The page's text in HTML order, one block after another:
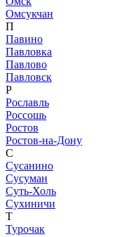
Омсукчан
П
Павино
Павловка
Павлово
Павловск
Р
Рославль
Россошь
Ростов
Ростов-на-Дону
С
Сусанино
Сусуман
Суть-Холь
Сухиничи
Т
Турочак